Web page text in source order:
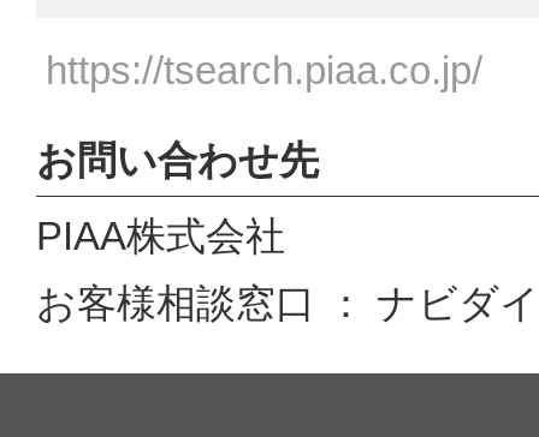
https://tsearch.piaa.co.jp/
お問い合わせ先
PIAA株式会社
お客様相談窓口 ： ナビダ